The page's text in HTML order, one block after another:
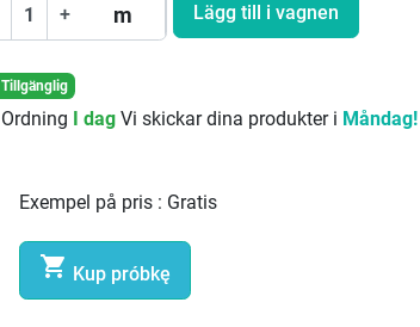
+ m Lägg till i vagnen
Tillgänglig
Ordning I dag Vi skickar dina produkter i Måndag!
Exempel på pris : Gratis
 Kup próbkę